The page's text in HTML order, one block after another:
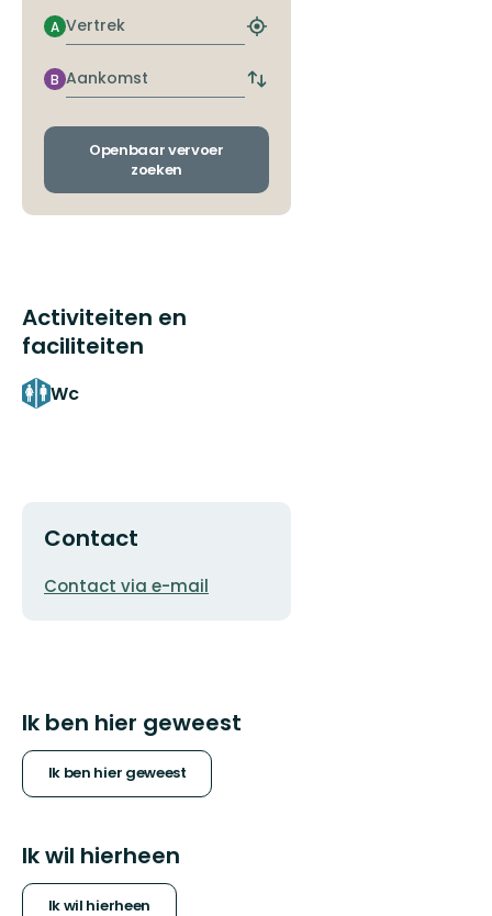
Vertrek
A
Zoek
dichtstbijzijnde
halte
Aankomst
B
Wissel
en
Openbaar vervoer
zoeken
Activiteiten en
faciliteiten
Wc
Contact
E-
Contact via e-mail
Ik ben hier geweest
Ik ben hier geweest
Ik wil hierheen
Ik wil hierheen